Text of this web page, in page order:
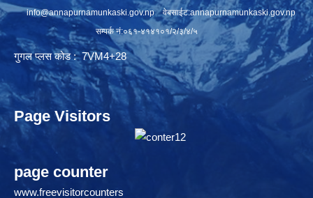
info@annapurnamunkaski.gov.npवेबसाईट:annapurnamunkaski.gov.np
सम्पर्क नं:०६१-४१४१०१/२/३/४/५
गुगल प्लस कोड : 7VM4+28
Page Visitors
page counter
www.freevisitorcounters